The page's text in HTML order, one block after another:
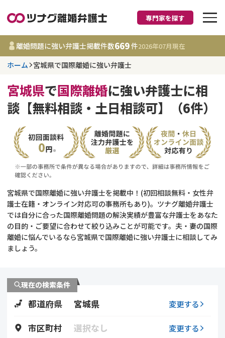
離婚に強い弁護士
事務所 669
件
更新日 :2026年07月31日
相談内容で探す
離婚前相談
離婚裁判
DV
不貞・不倫慰謝料請求
費用相場
コラム
財産分与
養育費
専門家を探す
離婚問題に強い弁護士掲載件数669件2026年07月現在
ホーム 宮城県で国際離婚に強い弁護士
宮城県で国際離婚に強い弁護士に相
談【無料相談・土日相談可】（6件）
宮城県で国際離婚に強い弁護士を掲載中！(初回相談無料・女性弁
護士在籍・オンライン対応可の事務所もあり)。ツナグ離婚弁護士
では自分に合った国際離婚問題の解決実績が豊富な弁護士をあなた
の目的・ご要望に合わせて絞り込みことが可能です。夫・妻の国際
離婚に悩んでいるなら宮城県で国際離婚に強い弁護士に相談してみ
ましょう。
現在の検索条件
都道府県 宮城県 変更する
市区町村 選択なし 変更する